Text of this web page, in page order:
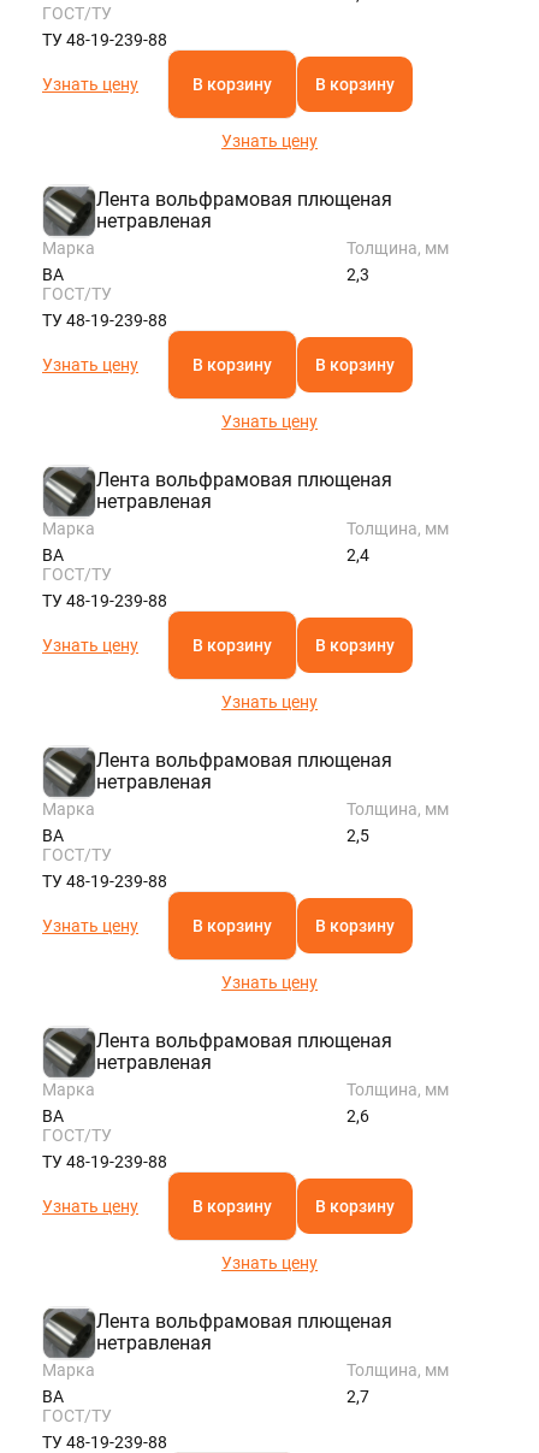
ГОСТ/ТУ
ТУ 48-19-239-88
Узнать цену В корзину В корзину
Узнать цену
Лента вольфрамовая плющеная
нетравленая
Марка
ВА
Толщина, мм
2,3
ГОСТ/ТУ
ТУ 48-19-239-88
Узнать цену В корзину В корзину
Узнать цену
Лента вольфрамовая плющеная
нетравленая
Марка
ВА
Толщина, мм
2,4
ГОСТ/ТУ
ТУ 48-19-239-88
Узнать цену В корзину В корзину
Узнать цену
Лента вольфрамовая плющеная
нетравленая
Марка
ВА
Толщина, мм
2,5
ГОСТ/ТУ
ТУ 48-19-239-88
Узнать цену В корзину В корзину
Узнать цену
Лента вольфрамовая плющеная
нетравленая
Марка
ВА
Толщина, мм
2,6
ГОСТ/ТУ
ТУ 48-19-239-88
Узнать цену В корзину В корзину
Узнать цену
Лента вольфрамовая плющеная
нетравленая
Марка
ВА
Толщина, мм
2,7
ГОСТ/ТУ
ТУ 48-19-239-88